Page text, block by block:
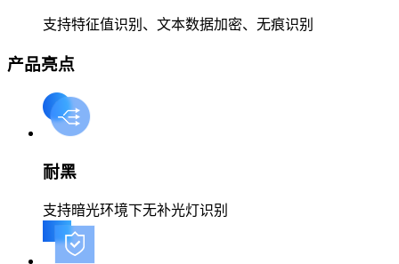
支持特征值识别、文本数据加密、无痕识别
产品亮点
耐黑
支持暗光环境下无补光灯识别